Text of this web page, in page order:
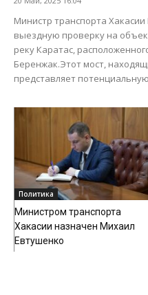
Министр транспорта
выездную проверку на
реку Каратас,
Беренжак.Этот мост,
представляет потенциальную
Политика
Министром транспорта
Хакасии назначен Михаил
Евтушенко